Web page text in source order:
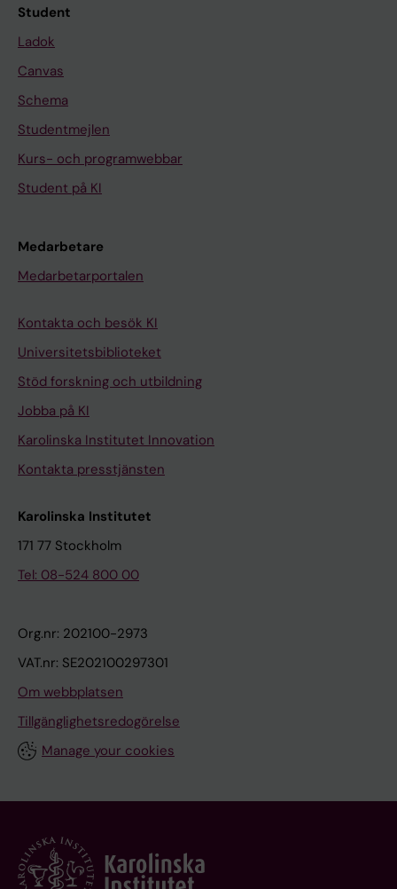
Student
Ladok
Canvas
Schema
Studentmejlen
Kurs- och programwebbar
Student på KI
Medarbetare
Medarbetarportalen
Kontakta och besök KI
Universitetsbiblioteket
Stöd forskning och utbildning
Jobba på KI
Karolinska Institutet Innovation
Kontakta presstjänsten
Karolinska Institutet
171 77 Stockholm
Tel: 08-524 800 00
Org.nr: 202100-2973
VAT.nr: SE202100297301
Om webbplatsen
Tillgänglighetsredogörelse
Manage your cookies